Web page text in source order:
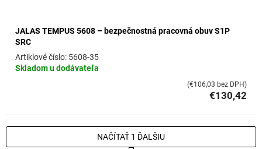
JALAS TEMPUS 5608 – bezpečnostná pracovná obuv S1P
SRC
Skladom u dodávateľa
5608-35
€130,42
(€106,03 bez DPH)
NAČÍTAŤ 1 ĎALŠIU